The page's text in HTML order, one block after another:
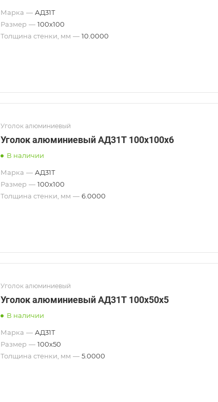
Марка — АД31Т
Размер — 100х100
Толщина стенки, мм — 10.0000
Уголок алюминиевый
Уголок алюминиевый АД31Т 100х100х6
В наличии
Марка — АД31Т
Размер — 100х100
Толщина стенки, мм — 6.0000
Уголок алюминиевый
Уголок алюминиевый АД31Т 100х50х5
В наличии
Марка — АД31Т
Размер — 100х50
Толщина стенки, мм — 5.0000